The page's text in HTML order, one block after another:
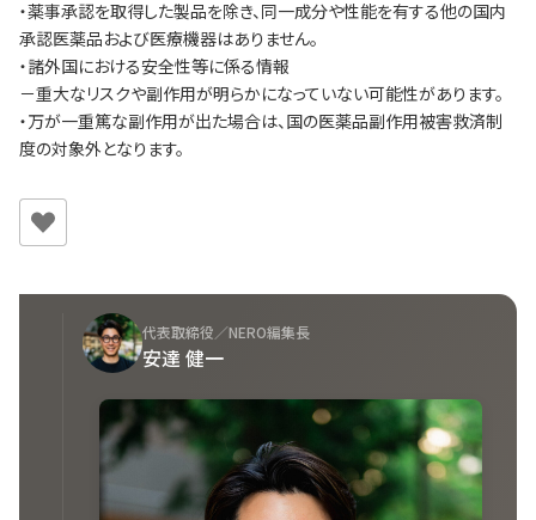
・薬事承認を取得した製品を除き、同一成分や性能を有する他の国内
承認医薬品および医療機器はありません。
・諸外国における安全性等に係る情報
－重大なリスクや副作用が明らかになっていない可能性があります。
・万が一重篤な副作用が出た場合は、国の医薬品副作用被害救済制
度の対象外となります。
代表取締役／NERO編集長
安達 健一